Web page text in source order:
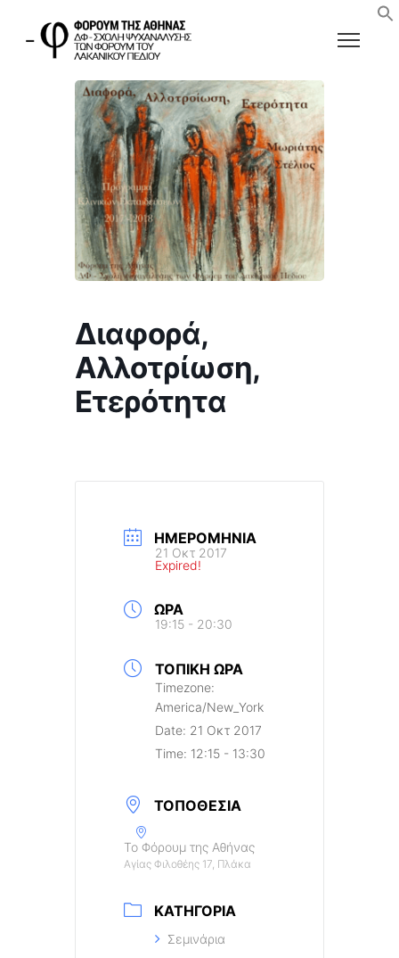
Διαφορά,
Αλλοτρίωση,
Ετερότητα
ΗΜΕΡΟΜΗΝΊΑ
21 Οκτ 2017
Expired!
ΏΡΑ
19:15 - 20:30
ΤΟΠΙΚΉ ΏΡΑ
Timezone:
America/New_York
Date: 21 Οκτ 2017
Time: 12:15 - 13:30
ΤΟΠΟΘΕΣΊΑ
Το Φόρουμ της Αθήνας
Αγίας Φιλοθέης 17, Πλάκα
ΚΑΤΗΓΟΡΊΑ
Σεμινάρια